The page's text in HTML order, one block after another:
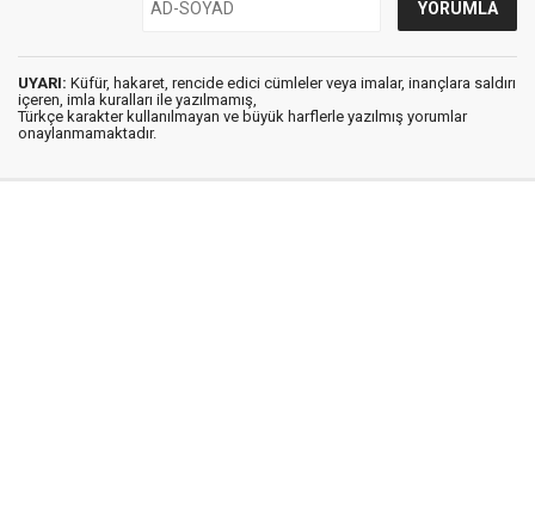
UYARI: Küfür, hakaret, rencide edici cümleler veya imalar, inançlara saldırı
içeren, imla kuralları ile yazılmamış,
Türkçe karakter kullanılmayan ve büyük harflerle yazılmış yorumlar
onaylanmamaktadır.